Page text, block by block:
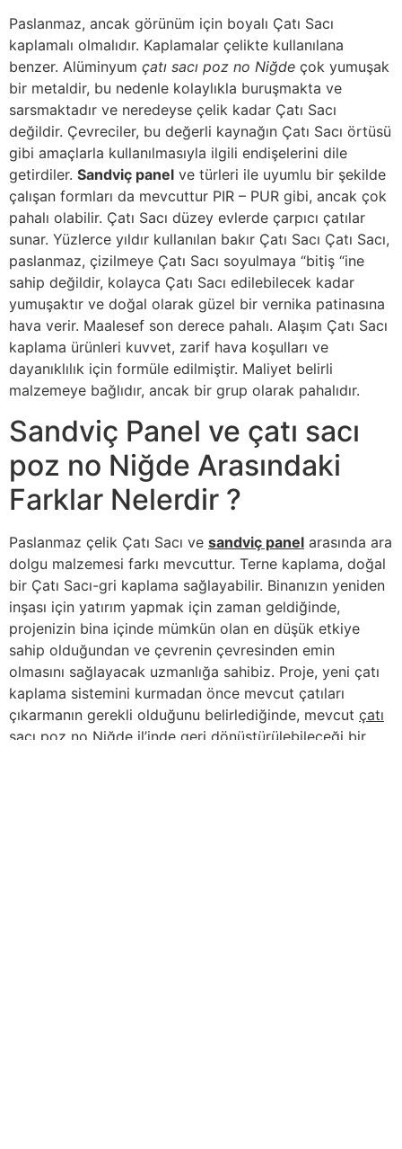
Paslanmaz, ancak görünüm için boyalı Çatı Sacı
kaplamalı olmalıdır. Kaplamalar çelikte kullanılana
benzer. Alüminyum çatı sacı poz no Niğde çok yumuşak
bir metaldir, bu nedenle kolaylıkla buruşmakta ve
sarsmaktadır ve neredeyse çelik kadar Çatı Sacı
değildir. Çevreciler, bu değerli kaynağın Çatı Sacı örtüsü
gibi amaçlarla kullanılmasıyla ilgili endişelerini dile
getirdiler. Sandviç panel ve türleri ile uyumlu bir şekilde
çalışan formları da mevcuttur PIR – PUR gibi, ancak çok
pahalı olabilir. Çatı Sacı düzey evlerde çarpıcı çatılar
sunar. Yüzlerce yıldır kullanılan bakır Çatı Sacı Çatı Sacı,
paslanmaz, çizilmeye Çatı Sacı soyulmaya “bitiş “ine
sahip değildir, kolayca Çatı Sacı edilebilecek kadar
yumuşaktır ve doğal olarak güzel bir vernika patinasına
hava verir. Maalesef son derece pahalı. Alaşım Çatı Sacı
kaplama ürünleri kuvvet, zarif hava koşulları ve
dayanıklılık için formüle edilmiştir. Maliyet belirli
malzemeye bağlıdır, ancak bir grup olarak pahalıdır.
Sandviç Panel ve çatı sacı
poz no Niğde Arasındaki
Farklar Nelerdir ?
Paslanmaz çelik Çatı Sacı ve sandviç panel arasında ara
dolgu malzemesi farkı mevcuttur. Terne kaplama, doğal
bir Çatı Sacı-gri kaplama sağlayabilir. Binanızın yeniden
inşası için yatırım yapmak için zaman geldiğinde,
projenizin bina içinde mümkün olan en düşük etkiye
sahip olduğundan ve çevrenin çevresinden emin
olmasını sağlayacak uzmanlığa sahibiz. Proje, yeni çatı
kaplama sistemini kurmadan önce mevcut çatıları
çıkarmanın gerekli olduğunu belirlediğinde, mevcut çatı
sacı poz no Niğde il’inde geri dönüştürülebileceği bir